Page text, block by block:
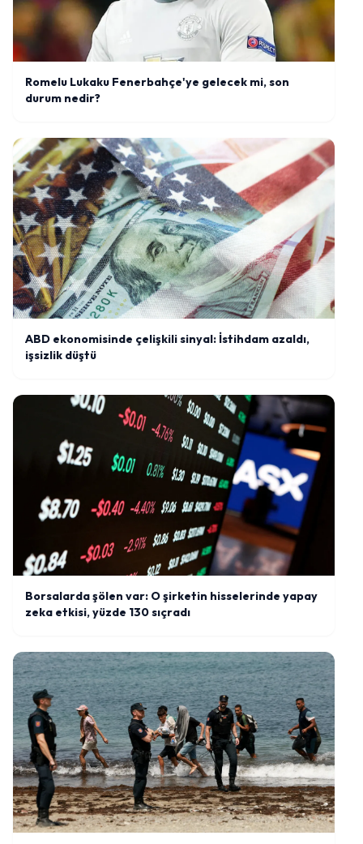
Romelu Lukaku Fenerbahçe'ye gelecek mi, son
durum nedir?
ABD ekonomisinde çelişkili sinyal: İstihdam azaldı,
işsizlik düştü
Borsalarda şölen var: O şirketin hisselerinde yapay
zeka etkisi, yüzde 130 sıçradı